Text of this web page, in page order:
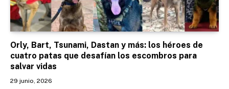
Orly, Bart, Tsunami, Dastan y más: los héroes de
cuatro patas que desafían los escombros para
salvar vidas
29 junio, 2026